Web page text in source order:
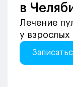
в
Лечение
у взрослых